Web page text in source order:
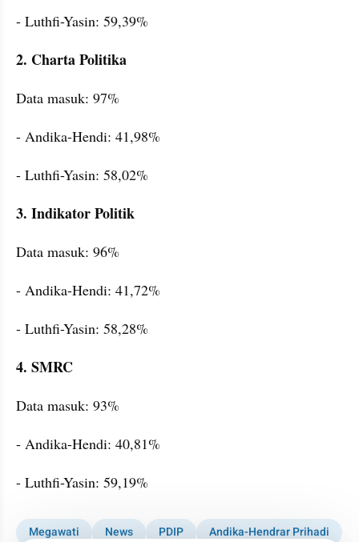
- Luthfi-Yasin: 59,39%
2. Charta Politika
Data masuk: 97%
- Andika-Hendi: 41,98%
- Luthfi-Yasin: 58,02%
3. Indikator Politik
Data masuk: 96%
- Andika-Hendi: 41,72%
- Luthfi-Yasin: 58,28%
4. SMRC
Data masuk: 93%
- Andika-Hendi: 40,81%
- Luthfi-Yasin: 59,19%
Megawati News PDIP Andika-Hendrar Prihadi